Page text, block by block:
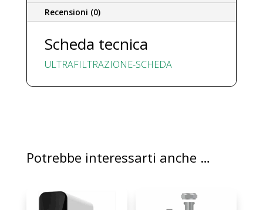
Recensioni (0)
Scheda tecnica
ULTRAFILTRAZIONE-SCHEDA
Potrebbe interessarti anche …